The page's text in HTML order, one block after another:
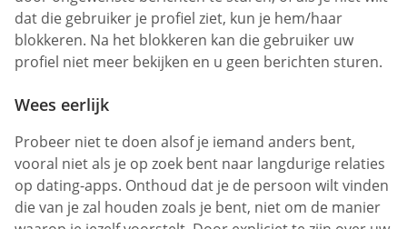
dat die gebruiker je profiel ziet, kun je hem/haar
blokkeren. Na het blokkeren kan die gebruiker uw
profiel niet meer bekijken en u geen berichten sturen.
Wees eerlijk
Probeer niet te doen alsof je iemand anders bent,
vooral niet als je op zoek bent naar langdurige relaties
op dating-apps. Onthoud dat je de persoon wilt vinden
die van je zal houden zoals je bent, niet om de manier